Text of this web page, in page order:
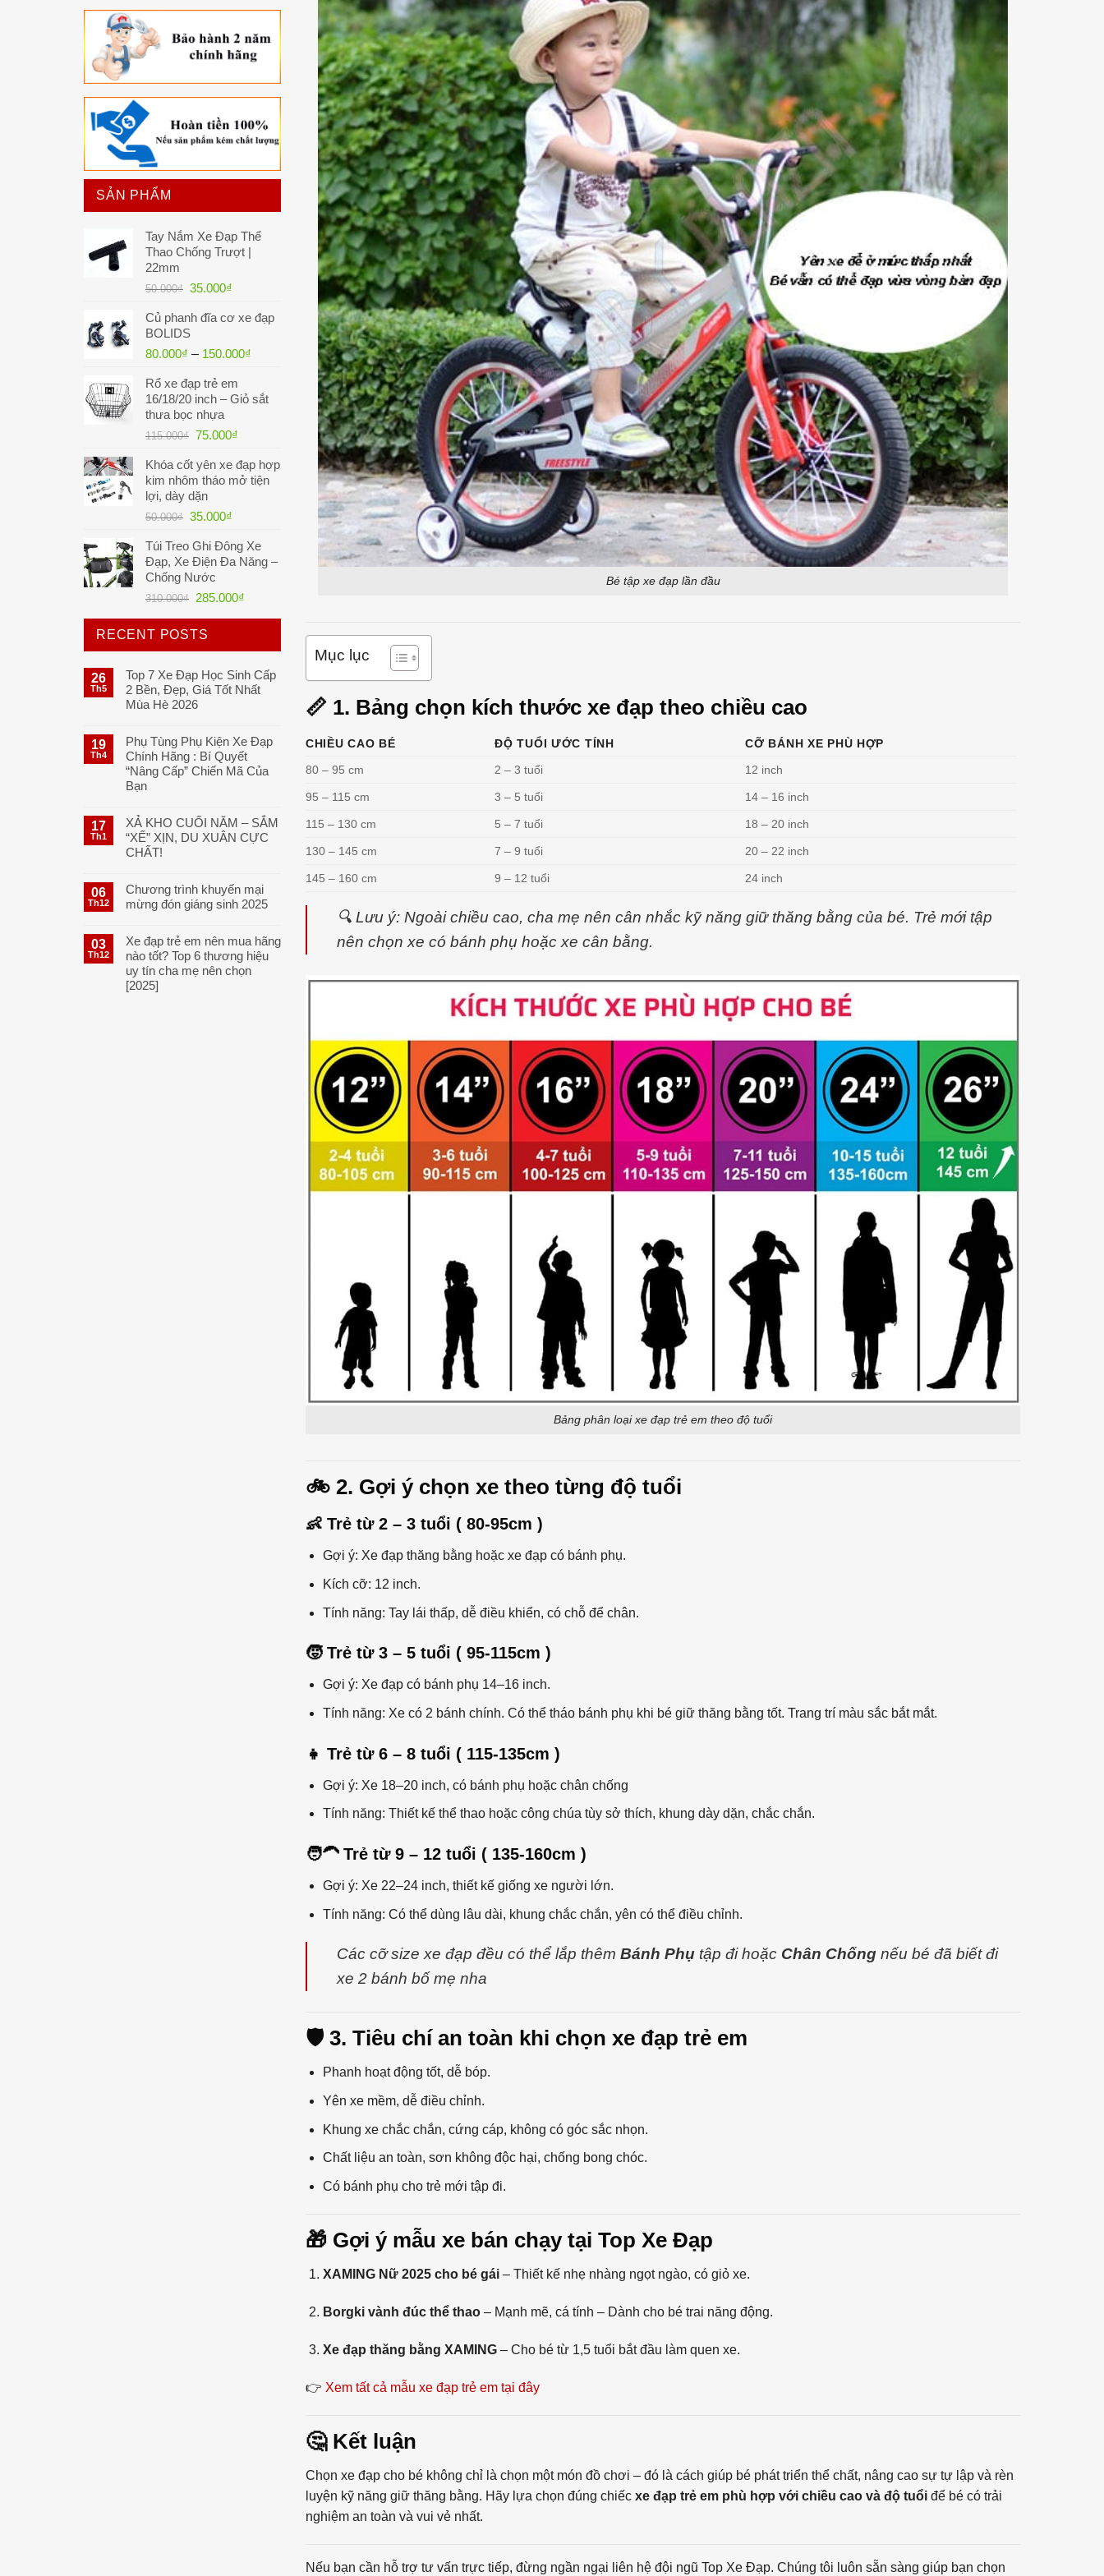
SẢN PHẨM
Tay Nắm Xe Đạp Thể
Thao Chống Trượt |
22mm
50.000₫ Giá
là:
50.000₫.
35.000₫Giá
tại
35.000₫.
Củ phanh đĩa cơ xe đạp
BOLIDS
80.000₫ – 150.000₫
Rổ xe đạp trẻ em
16/18/20 inch – Giỏ sắt
thưa bọc nhựa
115.000₫ Giá
là:
115.000₫.
75.000₫Giá
tại
là:
Khóa cốt yên xe đạp hợp
kim nhôm tháo mở tiện
lợi, dày dặn
50.000₫ Giá
là:
50.000₫.
35.000₫Giá
tại
là:
Túi Treo Ghi Đông Xe
Đạp, Xe Điện Đa Năng –
Chống Nước
310.000₫ Giá
là:
310.000₫.
285.000₫Giá
là:
RECENT POSTS
26
Th5
Top 7 Xe Đạp Học Sinh Cấp
2 Bền, Đẹp, Giá Tốt Nhất
Mùa Hè 2026
19
Th4
Phụ Tùng Phụ Kiện Xe Đạp
Chính Hãng : Bí Quyết
“Nâng Cấp” Chiến Mã Của
Bạn
17
Th1
XẢ KHO CUỐI NĂM – SẮM
“XẾ” XỊN, DU XUÂN CỰC
CHẤT!
06
Th12
Chương trình khuyến mại
mừng đón giáng sinh 2025
03
Th12
Xe đạp trẻ em nên mua hãng
nào tốt? Top 6 thương hiệu
uy tín cha mẹ nên chọn
[2025]
Bé tập xe đạp lần đầu
Mục lục
📏 1. Bảng chọn kích thước xe đạp theo chiều cao
CHIỀU CAO BÉ ĐỘ TUỔI ƯỚC TÍNH
CỠ BÁNH XE PHÙ HỢP
80 – 95 cm
2 – 3 tuổi 12 inch
95 – 115 cm 3 – 5 tuổi 14 – 16 inch
115 – 130 cm 5 – 7 tuổi 18 – 20 inch
130 – 145 cm 7 – 9 tuổi 20 – 22 inch
145 – 160 cm 9 – 12 tuổi 24 inch
🔍 Lưu ý: Ngoài chiều cao, cha mẹ nên cân nhắc kỹ năng giữ thăng bằng của bé. Trẻ mới tập
nên chọn xe có bánh phụ hoặc xe cân bằng.
Bảng phân loại xe đạp trẻ em theo độ tuổi
🚲 2. Gợi ý chọn xe theo từng độ tuổi
👶 Trẻ từ 2 – 3 tuổi ( 80-95cm )
Gợi ý: Xe đạp thăng bằng hoặc xe đạp có bánh phụ.
Kích cỡ: 12 inch.
Tính năng: Tay lái thấp, dễ điều khiển, có chỗ để chân.
🧒 Trẻ từ 3 – 5 tuổi ( 95-115cm )
Gợi ý: Xe đạp có bánh phụ 14–16 inch.
Tính năng: Xe có 2 bánh chính. Có thể tháo bánh phụ khi bé giữ thăng bằng tốt. Trang trí màu sắc bắt mắt.
👧 Trẻ từ 6 – 8 tuổi ( 115-135cm )
Gợi ý: Xe 18–20 inch, có bánh phụ hoặc chân chống
Tính năng: Thiết kế thể thao hoặc công chúa tùy sở thích, khung dày dặn, chắc chắn.
🧑‍🦱 Trẻ từ 9 – 12 tuổi ( 135-160cm )
Gợi ý: Xe 22–24 inch, thiết kế giống xe người lớn.
Tính năng: Có thể dùng lâu dài, khung chắc chắn, yên có thể điều chỉnh.
Các cỡ size xe đạp đều có thể lắp thêm Bánh Phụ tập đi hoặc Chân Chống nếu bé đã biết đi
xe 2 bánh bố mẹ nha
🛡️ 3. Tiêu chí an toàn khi chọn xe đạp trẻ em
Phanh hoạt động tốt, dễ bóp.
Yên xe mềm, dễ điều chỉnh.
Khung xe chắc chắn, cứng cáp, không có góc sắc nhọn.
Chất liệu an toàn, sơn không độc hại, chống bong chóc.
Có bánh phụ cho trẻ mới tập đi.
🎁 Gợi ý mẫu xe bán chạy tại Top Xe Đạp
XAMING Nữ 2025 cho bé gái– Thiết kế nhẹ nhàng ngọt ngào, có giỏ xe.
Borgki vành đúc thể thao– Mạnh mẽ, cá tính – Dành cho bé trai năng động.
Xe đạp thăng bằng XAMING– Cho bé từ 1,5 tuổi bắt đầu làm quen xe.
👉 Xem tất cả mẫu xe đạp trẻ em tại đây
🤔 Kết luận
Chọn xe đạp cho bé không chỉ là chọn một món đồ chơi – đó là cách giúp bé phát triển thể chất, nâng cao sự tự lập và rèn
luyện kỹ năng giữ thăng bằng. Hãy lựa chọn đúng chiếc xe đạp trẻ em phù hợp với chiều cao và độ tuổi để bé có trải
nghiệm an toàn và vui vẻ nhất.
Nếu bạn cần hỗ trợ tư vấn trực tiếp, đừng ngần ngại liên hệ đội ngũ Top Xe Đạp. Chúng tôi luôn sẵn sàng giúp bạn chọn